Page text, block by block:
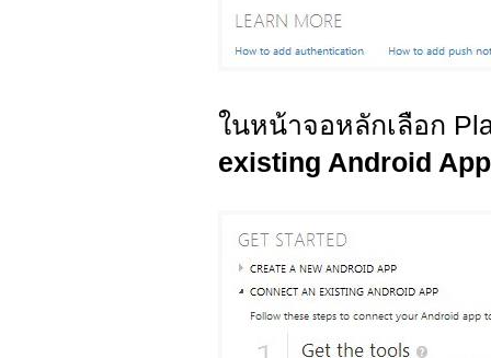
ในหน้าจอหลักเลือก
existing Android App